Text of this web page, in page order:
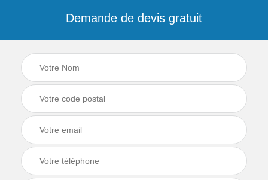
Demande de devis gratuit